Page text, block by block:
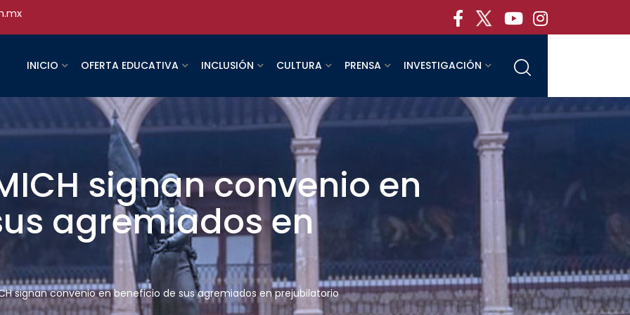
INICIO OFERTA EDUCATIVA INCLUSIÓN CULTURA PRENSA INVESTIGACIÓN
signan convenio en
agremiados en
signan convenio en beneficio de sus agremiados en prejubilatorio